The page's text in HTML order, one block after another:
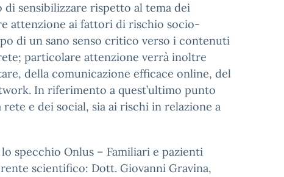
sensibilizzare rispetto al tema dei
attenzione ai fattori di rischio socio-
di un sano senso critico verso i contenuti
particolare attenzione verrà inoltre
della comunicazione efficace online, del
In riferimento a quest’ultimo punto
e dei social, sia ai rischi in relazione a
specchio Onlus – Familiari e pazienti
scientifico: Dott. Giovanni Gravina,